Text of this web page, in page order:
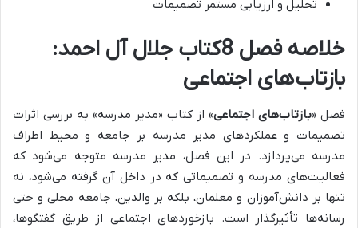
تحلیل و ارزیابی مستمر تصمیمات
خلاصه فصل 8 کتاب جلال آل احمد:
بازتاب‌های اجتماعی
فصل «بازتاب‌های اجتماعی» از کتاب «مدیر مدرسه» به بررسی اثرات
تصمیمات و عملکردهای مدیر مدرسه بر جامعه و محیط اطراف
مدرسه می‌پردازد. در این فصل، مدیر مدرسه متوجه می‌شود که
فعالیت‌های مدرسه و تصمیماتی که در داخل آن گرفته می‌شود، نه
تنها بر دانش‌آموزان و معلمان، بلکه بر والدین، جامعه محلی و حتی
رسانه‌ها تأثیرگذار است. بازخوردهای اجتماعی از طریق گفتگوها،